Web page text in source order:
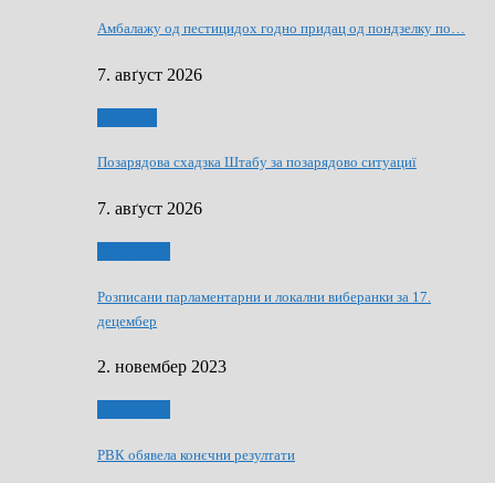
Амбалажу од пестицидох годно придац од пондзелку по…
7. авґуст 2026
Позарядова схадзка Штабу за позарядово ситуациї
7. авґуст 2026
Розписани парламентарни и локални виберанки за 17.
децембер
2. новембер 2023
РВК обявела конєчни резултати